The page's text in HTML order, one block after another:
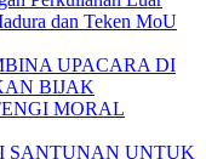
dan Teken MoU
UPACARA DI
BIJAK
MORAL
SANTUNAN UNTUK